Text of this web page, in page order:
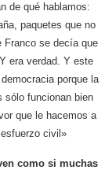
de qué hablamos:
paquetes que no
Franco se decía que
era verdad. Y este
porque la
sólo funcionan bien
que le hacemos a
civil»
como si muchas